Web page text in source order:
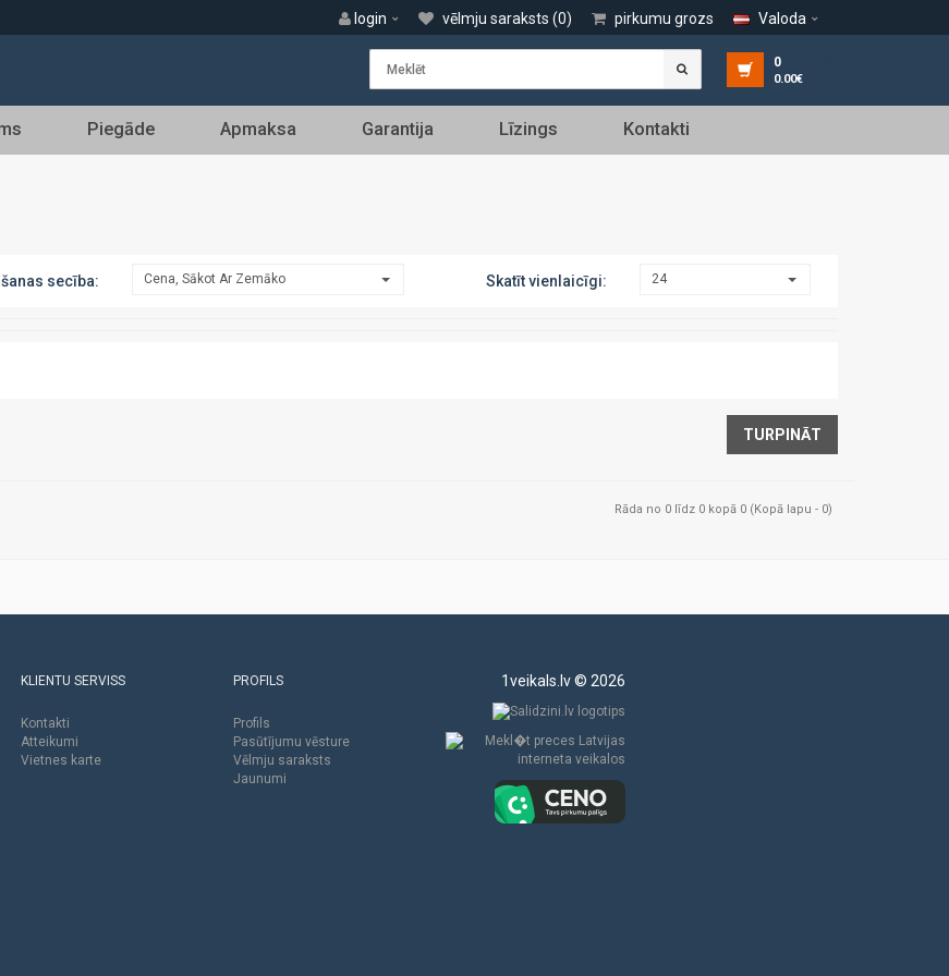
Valoda
vēlmju saraksts (0) pirkumu grozs
login
0
0.00€
Piegāde Apmaksa Garantija Līzings Kontakti
secība: Cena, Sākot Ar Zemāko Skatīt vienlaicīgi: 24
TURPINĀT
Rāda no 0 līdz 0 kopā 0 (Kopā lapu - 0)
KLIENTU SERVISS
Kontakti
Atteikumi
Vietnes karte
PROFILS
Profils
Pasūtījumu vēsture
Vēlmju saraksts
Jaunumi
1veikals.lv © 2026